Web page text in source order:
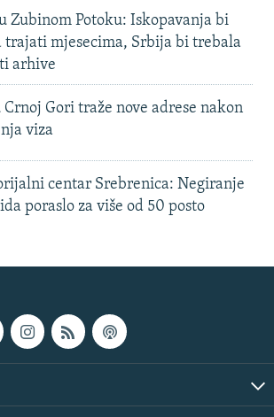
Zubinom Potoku: Iskopavanja bi
trajati mjesecima, Srbija bi trebala
arhive
Crnoj Gori traže nove adrese nakon
viza
centar Srebrenica: Negiranje
poraslo za više od 50 posto